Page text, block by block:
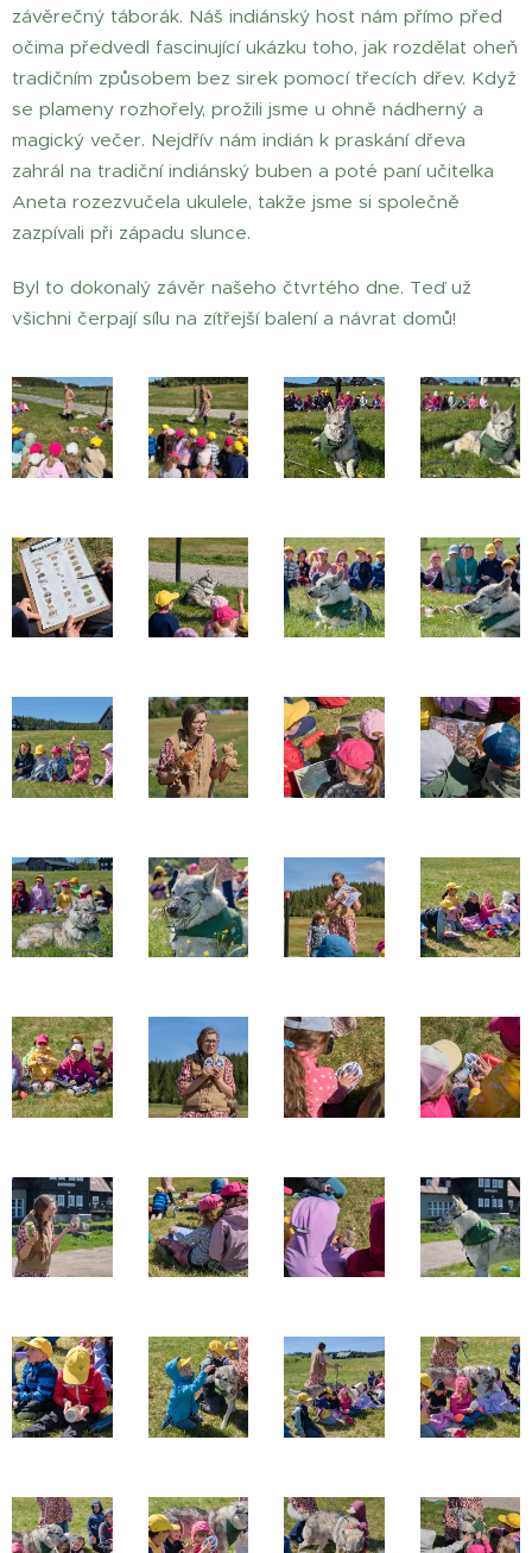
závěrečný táborák. Náš indiánský host nám přímo před
očima předvedl fascinující ukázku toho, jak rozdělat oheň
tradičním způsobem bez sirek pomocí třecích dřev. Když
se plameny rozhořely, prožili jsme u ohně nádherný a
magický večer. Nejdřív nám indián k praskání dřeva
zahrál na tradiční indiánský buben a poté paní učitelka
Aneta rozezvučela ukulele, takže jsme si společně
zazpívali při západu slunce.
Byl to dokonalý závěr našeho čtvrtého dne. Teď už
všichni čerpají sílu na zítřejší balení a návrat domů!